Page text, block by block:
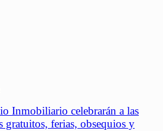
Inmobiliario celebrarán a las
gratuitos, ferias, obsequios y